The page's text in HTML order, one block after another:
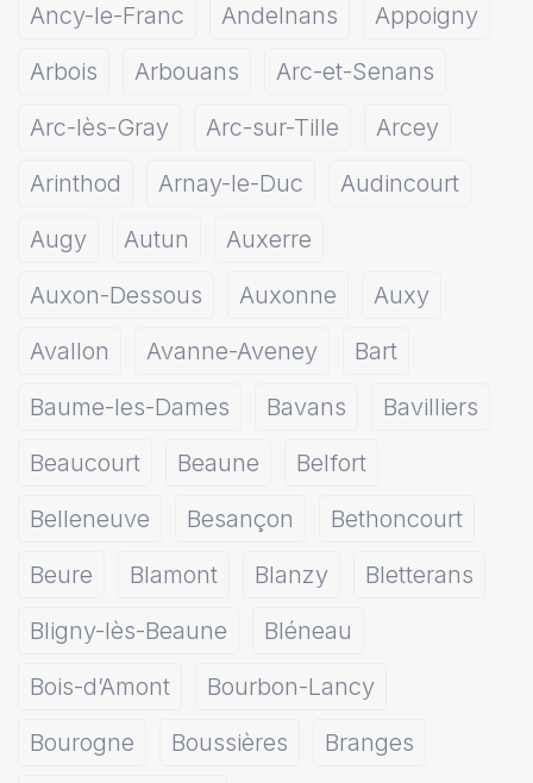
Ancy-le-Franc
Andelnans
Appoigny
Arbois
Arbouans
Arc-et-Senans
Arc-lès-Gray
Arc-sur-Tille
Arcey
Arinthod
Arnay-le-Duc
Audincourt
Augy
Autun
Auxerre
Auxon-Dessous
Auxonne
Auxy
Avallon
Avanne-Aveney
Bart
Baume-les-Dames
Bavans
Bavilliers
Beaucourt
Beaune
Belfort
Belleneuve
Besançon
Bethoncourt
Beure
Blamont Blanzy
Bletterans
Bligny-lès-Beaune
Bléneau
Bois-d’Amont
Bourbon-Lancy
Bourogne
Boussières
Branges